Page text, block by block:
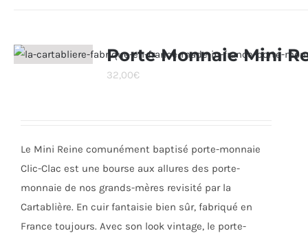
variations.
Les
choisies
page
Porte Monnaie Mini
32,00€
Le Mini Reine comunément baptisé porte-monnaie
Clic-Clac est une bourse aux allures des porte-
monnaie de nos grands-mères revisité par la
Cartablière. En cuir fantaisie bien sûr, fabriqué en
France toujours. Avec son look vintage, le porte-